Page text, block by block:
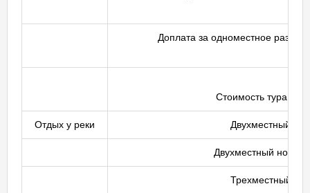
Доплата за одноместное
Стоимость тура для
Отдых у реки Двухместный
Двухместный номер
Трехместный